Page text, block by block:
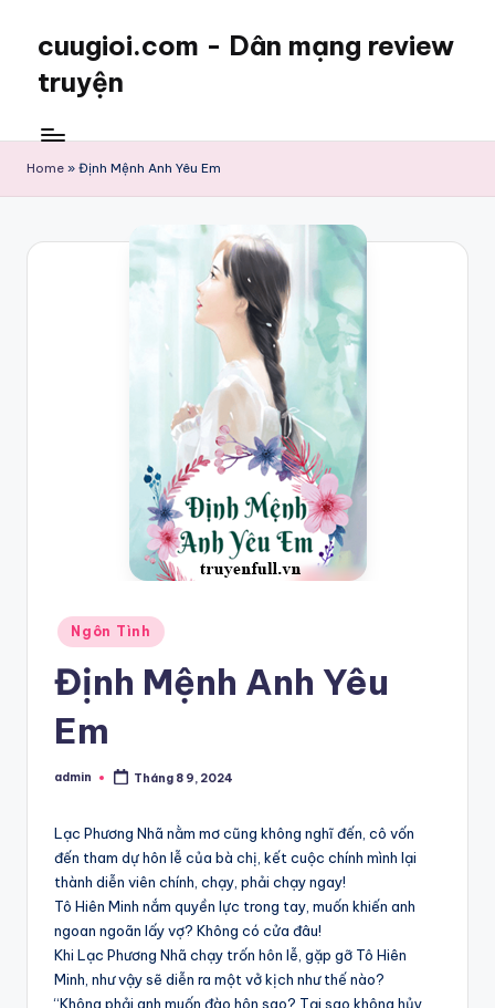
cuugioi.com - Dân mạng review
truyện
Home » Định Mệnh Anh Yêu Em
Posted
in
Ngôn Tình
Định Mệnh Anh Yêu
Em
Posted
admin Tháng 8 9, 2024
Lạc Phương Nhã nằm mơ cũng không nghĩ đến, cô vốn
đến tham dự hôn lễ của bà chị, kết cuộc chính mình lại
thành diễn viên chính, chạy, phải chạy ngay!
Tô Hiên Minh nắm quyền lực trong tay, muốn khiến anh
ngoan ngoãn lấy vợ? Không có cửa đâu!
Khi Lạc Phương Nhã chạy trốn hôn lễ, gặp gỡ Tô Hiên
Minh, như vậy sẽ diễn ra một vở kịch như thế nào?
“Không phải anh muốn đào hôn sao? Tại sao không hủy